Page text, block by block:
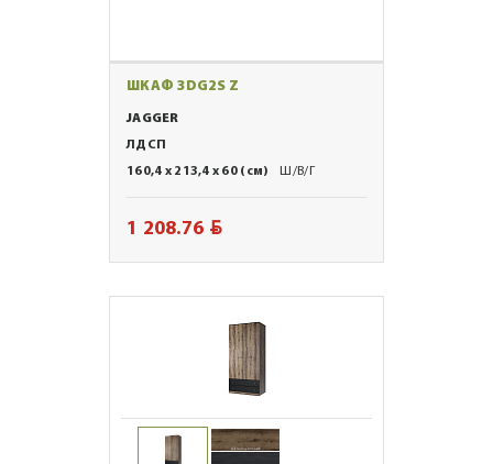
ШКАФ 3DG2S Z
JAGGER
ЛДСП
160,4 x 213,4 x 60 (см)
Ш/В/Г
1 208.76 BYN